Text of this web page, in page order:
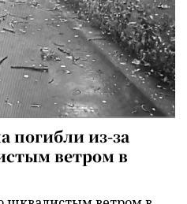
погибли из-за
ветром в